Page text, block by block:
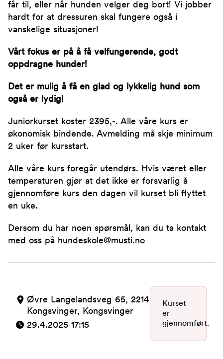
får til, eller når hunden velger deg bort! Vi jobber
hardt for at dressuren skal fungere også i
vanskelige situasjoner!
Vårt fokus er på å få velfungerende, godt
oppdragne hunder!
Det er mulig å få en glad og lykkelig hund som
også er lydig!
Juniorkurset koster 2395,-. Alle våre kurs er
økonomisk bindende. Avmelding må skje minimum
2 uker før kursstart.
Alle våre kurs foregår utendørs. Hvis været eller
temperaturen gjør at det ikke er forsvarlig å
gjennomføre kurs den dagen vil kurset bli flyttet
en uke.
Dersom du har noen spørsmål, kan du ta kontakt
med oss på hundeskole@musti.no
Øvre Langelandsveg 65, 2214
Kongsvinger, Kongsvinger
29.4.2025 17:15
Kurset
er
gjennomført.